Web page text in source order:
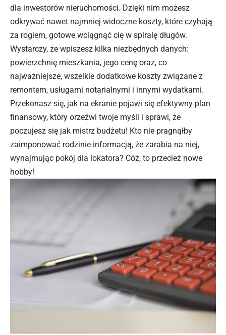
dla inwestorów nieruchomości. Dzięki nim możesz
odkrywać nawet najmniej widoczne koszty, które czyhają
za rogiem, gotowe wciągnąć cię w spiralę długów.
Wystarczy, że wpiszesz kilka niezbędnych danych:
powierzchnię mieszkania, jego cenę oraz, co
najważniejsze, wszelkie dodatkowe koszty związane z
remontem, usługami notarialnymi i innymi wydatkami.
Przekonasz się, jak na ekranie pojawi się efektywny plan
finansowy, który orzeźwi twoje myśli i sprawi, że
poczujesz się jak mistrz budżetu! Kto nie pragnąłby
zaimponować rodzinie informacją, że zarabia na niej,
wynajmując pokój dla lokatora? Cóż, to przecież nowe
hobby!